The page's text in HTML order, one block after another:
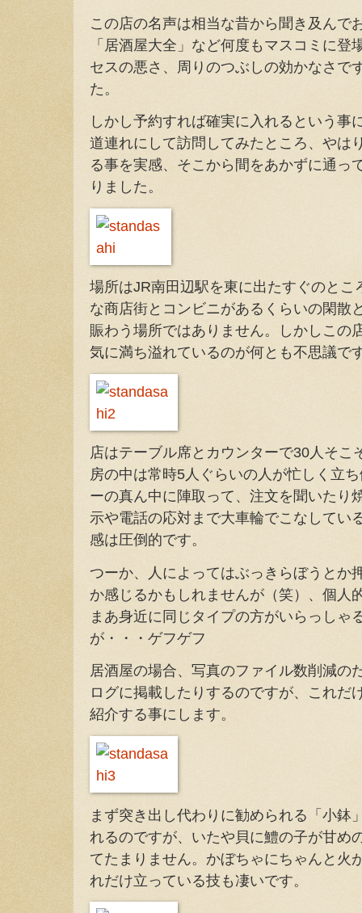
この店の名声は相当な昔から聞き及んで
「居酒屋大全」など何度もマスコミに
セスの悪さ、周りのつぶしの効かなさで
た。
しかし予約すれば確実に入れるという事
道連れにして訪問してみたところ、やは
る事を実感、そこから間をあかずに通っ
りました。
場所はJR南田辺駅を東に出たすぐのと
な商店街とコンビニがあるくらいの閑散
賑わう場所ではありません。しかしこの
気に満ち溢れているのが何とも不思議で
店はテーブル席とカウンターで30人そこ
房の中は常時5人ぐらいの人が忙しく立
ーの真ん中に陣取って、注文を聞いたり
示や電話の応対まで大車輪でこなしてい
感は圧倒的です。
つーか、人によってはぶっきらぼうとか
か感じるかもしれませんが（笑）、個人
まあ身近に同じタイプの方がいらっしゃ
が・・・ゲフゲフ
居酒屋の場合、写真のファイル数削減の
ログに掲載したりするのですが、これだ
紹介する事にします。
まず突き出し代わりに勧められる「小鉢
れるのですが、いたや貝に鱧の子が甘め
てたまりません。かぼちゃにちゃんと火
れだけ立っている技も凄いです。